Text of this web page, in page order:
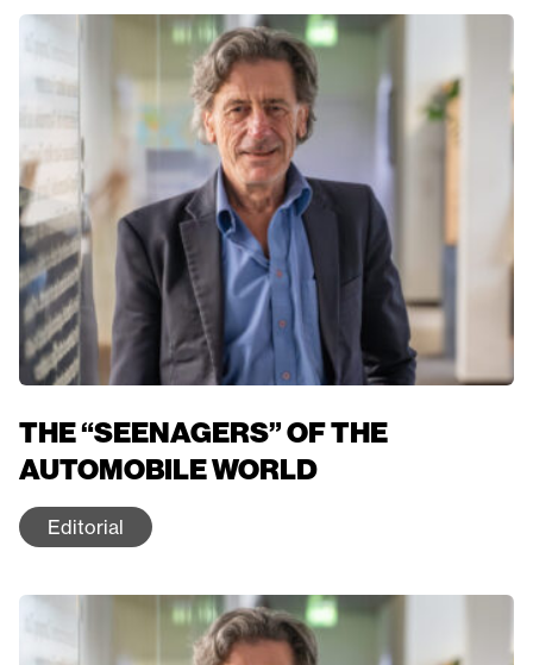
THE “SEENAGERS” OF THE
AUTOMOBILE WORLD
Editorial